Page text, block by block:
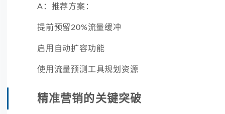
A：推荐方案：
提前预留20%流量缓冲
启用自动扩容功能
使用流量预测工具规划资源
精准营销的关键突破